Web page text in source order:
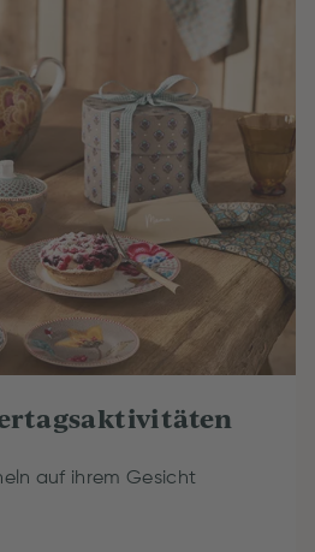
auf ihrem Gesicht